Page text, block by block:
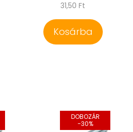
31,50 Ft
Kosárba
DOBOZÁR
-30%